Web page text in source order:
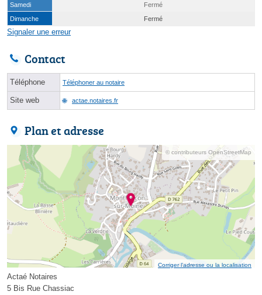
Samedi
Fermé
Dimanche
Fermé
Signaler une erreur
Contact
Téléphone Téléphoner au notaire
Site web actae.notaires.fr
Plan et adresse
© contributeurs OpenStreetMap
Corriger l’adresse ou la localisation
Actaé Notaires
5 Bis Rue Chassiac